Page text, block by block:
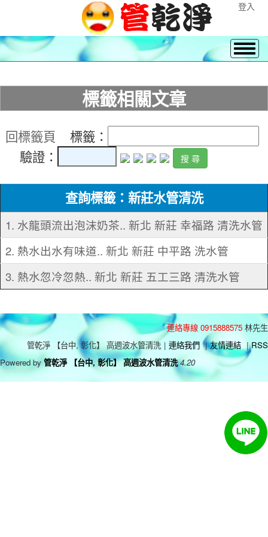
登入
標籤相關文章
回標籤頁 標籤：
驗證：
查詢標籤：新莊水管清洗
1. 水龍頭流出泡沫奶茶.. 新北 新莊 幸福路 清洗水管
2. 熱水出水有味道.. 新北 新莊 中平路 洗水管
3. 熱水忽冷忽熱.. 新北 新莊 五工三路 清洗水管
連絡專線 0915888575 林先生
管乾淨 【台中, 彰化】 高週波水管清洗 | 連絡我們 | 友情連結 | RSS
Powered by 管乾淨 【台中, 彰化】 高週波水管清洗 4.20